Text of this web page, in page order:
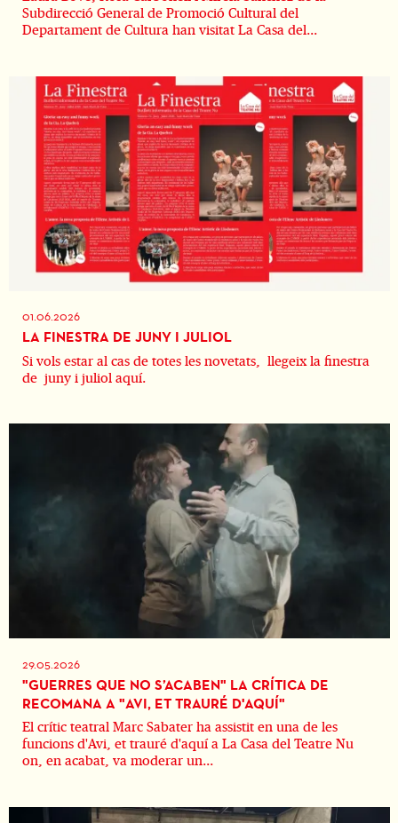
Subdirecció General de Promoció Cultural del
Departament de Cultura han visitat La Casa del...
01.06.2026
LA FINESTRA DE JUNY I JULIOL
Si vols estar al cas de totes les novetats, llegeix la finestra
de juny i juliol aquí.
29.05.2026
"GUERRES QUE NO S’ACABEN" LA CRÍTICA DE
RECOMANA A "AVI, ET TRAURÉ D'AQUÍ"
El crític teatral Marc Sabater ha assistit en una de les
funcions d'Avi, et trauré d'aquí a La Casa del Teatre Nu
on, en acabat, va moderar un...